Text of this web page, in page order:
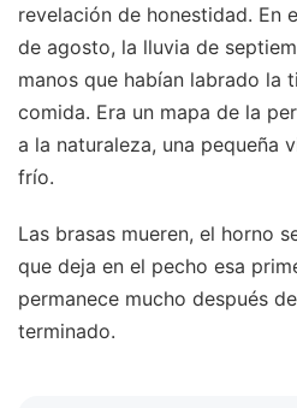
revelación de honestidad. En
de agosto, la lluvia de
manos que habían labrado la
comida. Era un mapa de la
a la naturaleza, una pequeña
frío.
Las brasas mueren, el horno
que deja en el pecho esa
permanece mucho después
terminado.